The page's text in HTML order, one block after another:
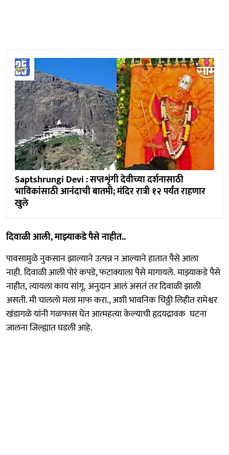
Saptshrungi Devi : सप्तशृंगी देवीच्या दर्शनासाठी
भाविकांसाठी आनंदाची बातमी; मंदिर रात्री १२ पर्यंत राहणार
खुले
दिवाळी आली, माझ्याकडे पैसे नाहीत..
पावसामुळे नुकसान झाल्याने उत्पन्न न आल्याने हातात पैसे आला
नाही. दिवाळी आली पोरं कपडे, फटाक्याला पैसे मागायले. माझ्याकडे पैसे
नाहीत, त्यायला काय सांगू. अनुदान आलं असतं तर दिवाळी झाली
असती. मी चाललो मला माफ करा., अशी भावनिक चिठ्ठी लिहीत रामेश्वर
खंडागळे यांनी गळफास घेत आत्महत्या केल्याची हृदयद्रावक घटना
जालना जिल्ह्यात घडली आहे.